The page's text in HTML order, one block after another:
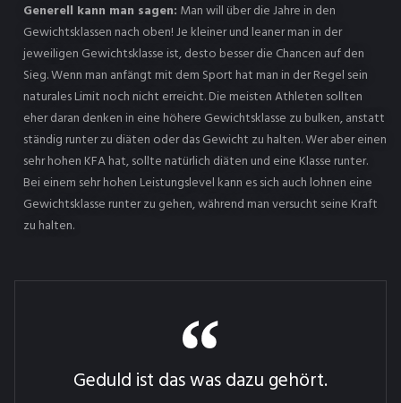
Generell kann man sagen: Man will über die Jahre in den
Gewichtsklassen nach oben! Je kleiner und leaner man in der
jeweiligen Gewichtsklasse ist, desto besser die Chancen auf den
Sieg. Wenn man anfängt mit dem Sport hat man in der Regel sein
naturales Limit noch nicht erreicht. Die meisten Athleten sollten
eher daran denken in eine höhere Gewichtsklasse zu bulken, anstatt
ständig runter zu diäten oder das Gewicht zu halten. Wer aber einen
sehr hohen KFA hat, sollte natürlich diäten und eine Klasse runter.
Bei einem sehr hohen Leistungslevel kann es sich auch lohnen eine
Gewichtsklasse runter zu gehen, während man versucht seine Kraft
zu halten.
Geduld ist das was dazu gehört.